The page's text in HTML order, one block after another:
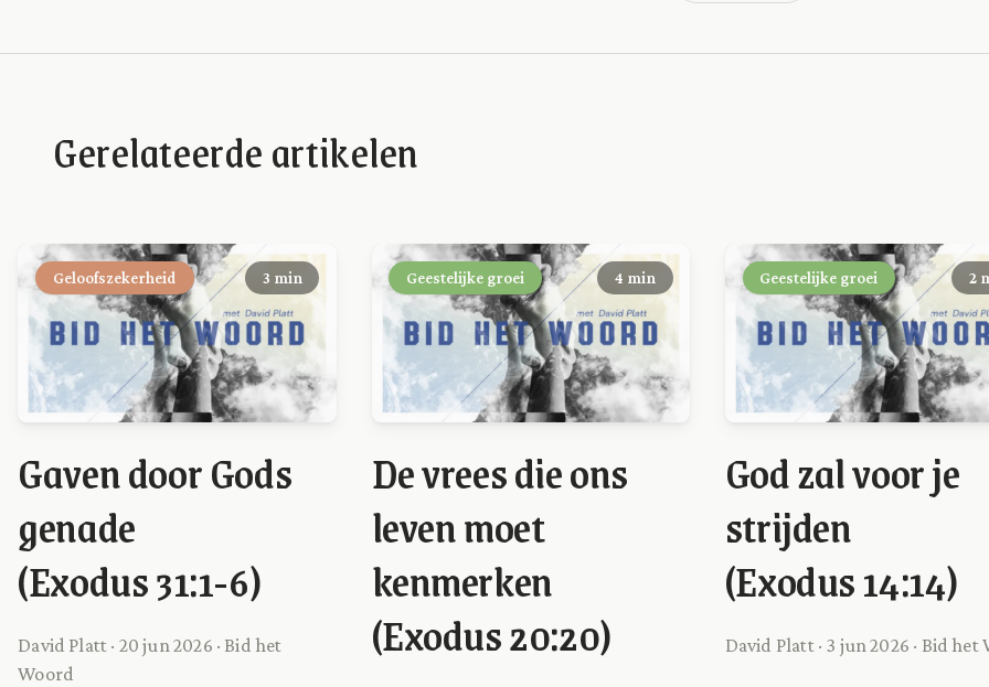
Gerelateerde artikelen
Geloofszekerheid 3 min
Gaven door Gods
genade
(Exodus 31:1-6)
David Platt · 20 jun 2026 · Bid het
Woord
Geestelijke groei 4 min
De vrees die ons
leven moet
kenmerken
(Exodus 20:20)
Geestelijke groei 2
God zal voor je
strijden
(Exodus 14:14)
David Platt · 3 jun 2026 · Bid het